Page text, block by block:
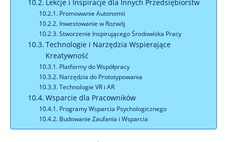
Lekcje i Inspiracje dla Innych Przedsiębiorstw
Promowanie Autonomii
Inwestowanie w Rozwój
Stworzenie Inspirującego Środowiska Pracy
Technologie i Narzędzia Wspierające
Kreatywność
Platformy do Współpracy
Narzędzia do Prototypowania
Technologie VR i AR
Wsparcie dla Pracowników
Programy Wsparcia Psychologicznego
Budowanie Zaufania i Wsparcia